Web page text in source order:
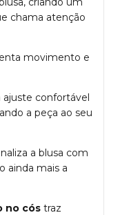
chama atenção
movimento e
ajuste confortável
a peça ao seu
a blusa com
ainda mais a
no cós traz